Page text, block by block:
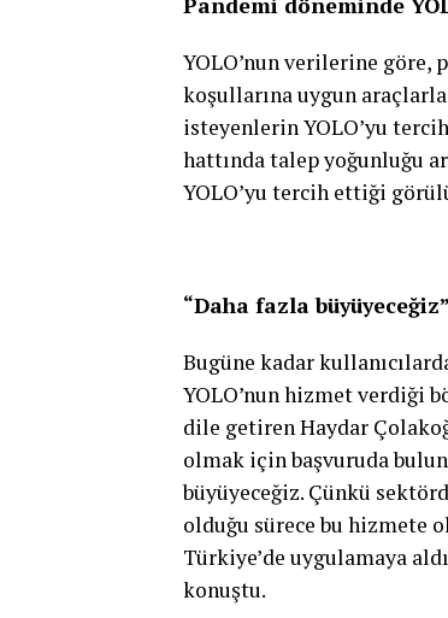
YOLO’nun verilerine göre,
koşullarına uygun
isteyenlerin YOLO’yu
hattında talep yoğunluğu
YOLO’yu tercih ettiği
“Daha fazla büyüyeceğiz”
Bugüne kadar
YOLO’nun hizmet verdiği
dile getiren Haydar
olmak için başvuruda
büyüyeceğiz. Çünkü
olduğu sürece bu hizmete
Türkiye’de uygulamaya
konuştu.